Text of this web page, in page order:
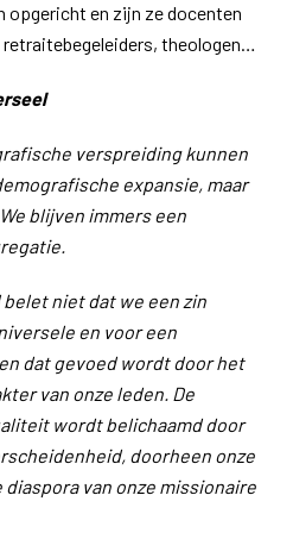
opgericht en zijn ze docenten
theologen…
verspreiding kunnen
expansie, maar
blijven immers een
belet niet dat we een zin
en voor een
dat gevoed wordt door het
van onze leden. De
wordt belichaamd door
doorheen onze
van onze missionaire